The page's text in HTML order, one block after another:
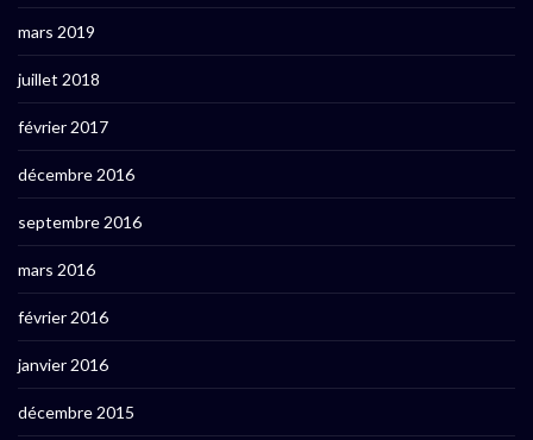
mars 2019
juillet 2018
février 2017
décembre 2016
septembre 2016
mars 2016
février 2016
janvier 2016
décembre 2015